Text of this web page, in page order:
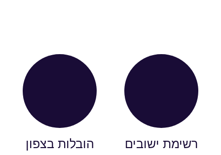
רשימת ישובים הובלות בצפון